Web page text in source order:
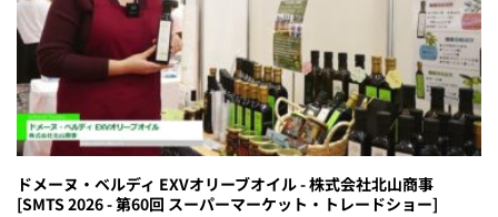
ドメーヌ・ベルディ EXVオリーブオイル - 株式会社北山商事
[SMTS 2026 - 第60回 スーパーマーケット・トレードショー]